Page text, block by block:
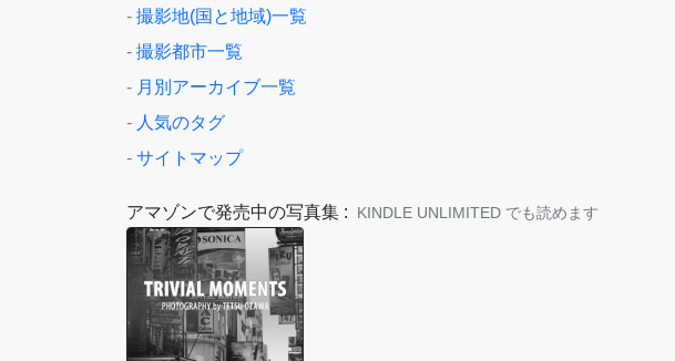
- 撮影地(国と地域)一覧
- 撮影都市一覧
- 月別アーカイブ一覧
- 人気のタグ
- サイトマップ
アマゾンで発売中の写真集 : KINDLE UNLIMITED でも読めます